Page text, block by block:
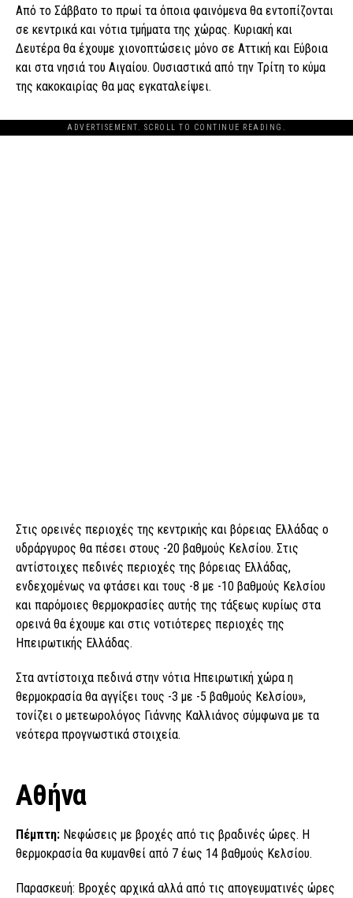
Από το Σάββατο το πρωί τα όποια φαινόμενα θα εντοπίζονται
σε κεντρικά και νότια τμήματα της χώρας. Κυριακή και
Δευτέρα θα έχουμε χιονοπτώσεις μόνο σε Αττική και Εύβοια
και στα νησιά του Αιγαίου. Ουσιαστικά από την Τρίτη το κύμα
της κακοκαιρίας θα μας εγκαταλείψει.
ADVERTISEMENT. SCROLL TO CONTINUE READING.
Στις ορεινές περιοχές της κεντρικής και βόρειας Ελλάδας ο
υδράργυρος θα πέσει στους -20 βαθμούς Κελσίου. Στις
αντίστοιχες πεδινές περιοχές της βόρειας Ελλάδας,
ενδεχομένως να φτάσει και τους -8 με -10 βαθμούς Κελσίου
και παρόμοιες θερμοκρασίες αυτής της τάξεως κυρίως στα
ορεινά θα έχουμε και στις νοτιότερες περιοχές της
Ηπειρωτικής Ελλάδας.
Στα αντίστοιχα πεδινά στην νότια Ηπειρωτική χώρα η
θερμοκρασία θα αγγίξει τους -3 με -5 βαθμούς Κελσίου»,
τονίζει ο μετεωρολόγος Γιάννης Καλλιάνος σύμφωνα με τα
νεότερα προγνωστικά στοιχεία.
Αθήνα
Πέμπτη: Νεφώσεις με βροχές από τις βραδινές ώρες. Η
θερμοκρασία θα κυμανθεί από 7 έως 14 βαθμούς Κελσίου.
Παρασκευή: Βροχές αρχικά αλλά από τις απογευματινές ώρες